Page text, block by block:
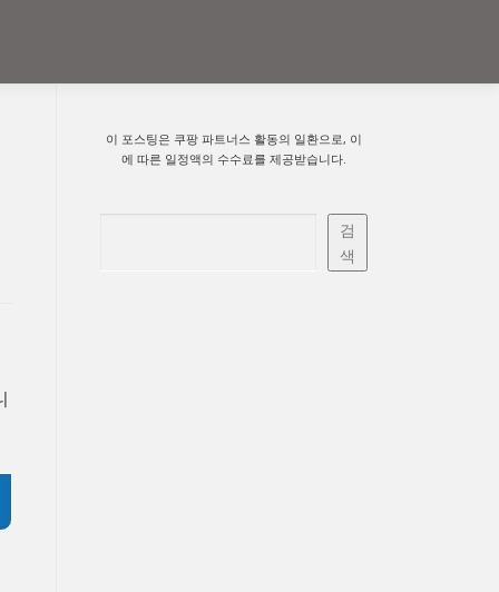
이 포스팅은 쿠팡 파트너스 활동의 일환으로, 이
에 따른 일정액의 수수료를 제공받습니다.
검
색